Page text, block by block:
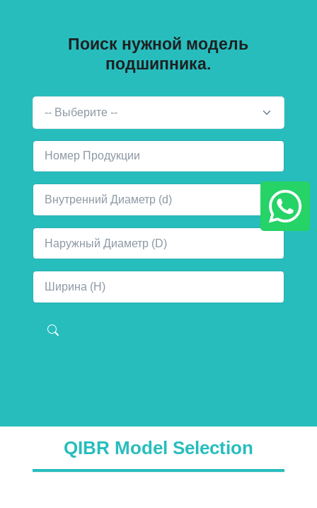
Поиск нужной модель
подшипника.
-- Выберите --
QIBR Model Selection